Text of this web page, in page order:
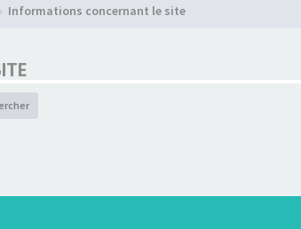
Informations concernant le site